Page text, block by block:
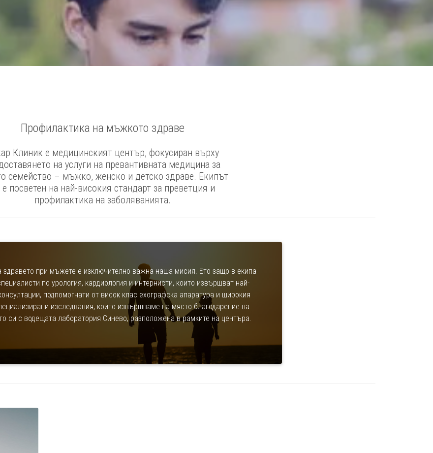
Профилактика на мъжкото здраве
Клиник е медицинският център, фокусиран върху
на услуги на превантивната медицина за
семейство – мъжко, женско и детско здраве. Екипът
е посветен на най-високия стандарт за преветция и
профилактика на заболяванията.
здравето при мъжете е изключително важна наша мисия. Ето защо в екипа
по урология, кардиология и интернисти, които извършват най-
подпомогнати от висок клас ехографска апаратура и широкия
изследвания, които извършваме на място благодарение на
си с водещата лаборатория Синево, разположена в рамките на центъра.